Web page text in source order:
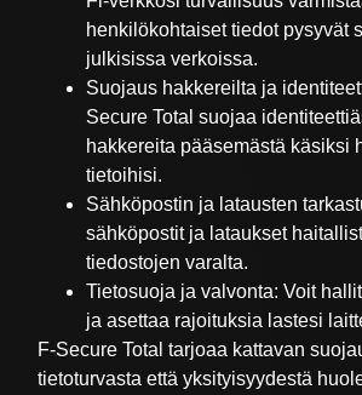
henkilökohtaiset tiedot pysyvät
julkisissa verkoissa.
Suojaus hakkereilta ja
Secure Total suojaa
hakkereita pääsemästä käsiksi
tietoihisi.
Sähköpostin ja latausten
sähköpostit ja lataukset
tiedostojen varalta.
Tietosuoja ja valvonta: Voit
ja asettaa rajoituksia lastesi
F-Secure Total tarjoaa kattavan
tietoturvasta että yksityisyydestä